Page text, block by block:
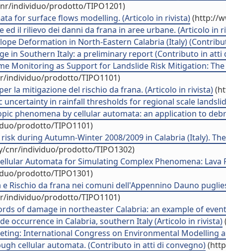
individuo/prodotto/TIPO1201)
for surface flows modelling. (Articolo in rivista)(http://
ed il rilievo dei danni da frana in aree urbane. (Articolo in
Deformation in North-Eastern Calabria (Italy)
in Southern Italy: a preliminary report (Contributo in atti
Monitoring as Support for Landslide Risk Mitigation:
individuo/prodotto/TIPO1101)
la mitigazione del rischio da frana. (Articolo in rivista)
uncertainty in rainfall thresholds for regional scale
phenomena by cellular automata: an application to
prodotto/TIPO1101)
during Autumn-Winter 2008/2009 in Calabria (Italy).
cnr/individuo/prodotto/TIPO1302)
Automata for Simulating Complex Phenomena:
prodotto/TIPO1301)
Rischio da frana nei comuni dell'Appennino Dauno
individuo/prodotto/TIPO1101)
of damage in northeaster Calabria: an example of
occurrence in Calabria, southern Italy (Articolo in rivista)
International Congress on Environmental Modelling
cellular automata. (Contributo in atti di convegno)